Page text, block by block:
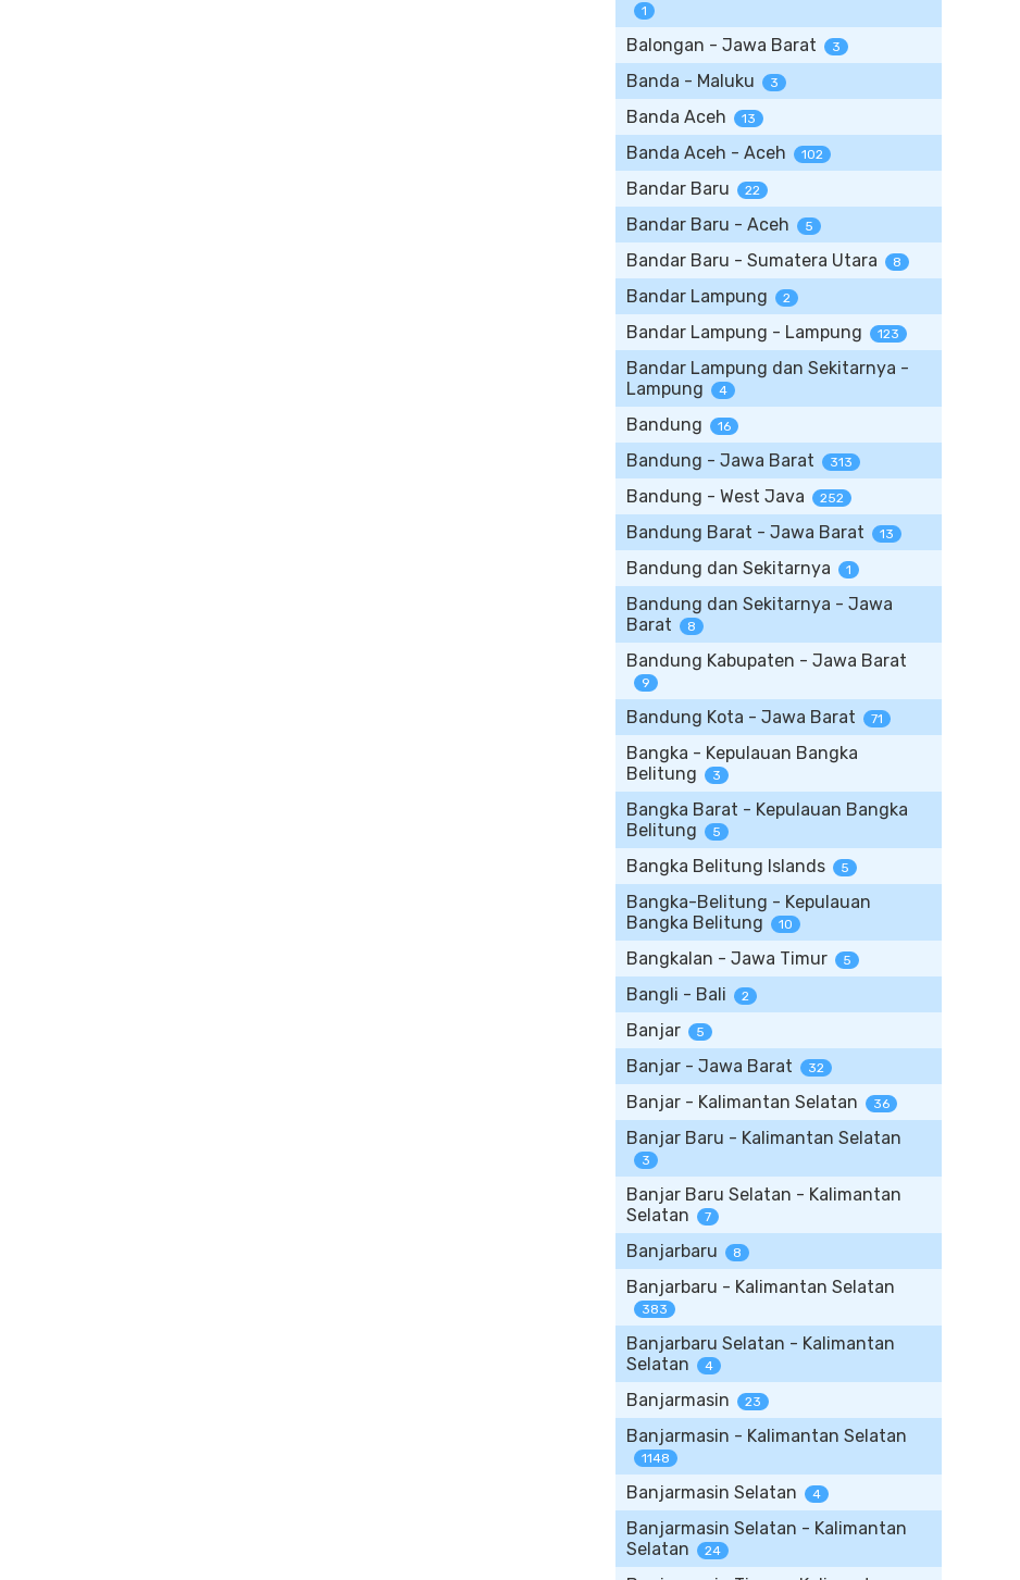
1
Balongan - Jawa Barat 3
Banda - Maluku 3
Banda Aceh 13
Banda Aceh - Aceh 102
Bandar Baru 22
Bandar Baru - Aceh 5
Bandar Baru - Sumatera Utara 8
Bandar Lampung 2
Bandar Lampung - Lampung 123
Bandar Lampung dan Sekitarnya -
Lampung
4
Bandung 16
Bandung - Jawa Barat 313
Bandung - West Java 252
Bandung Barat - Jawa Barat 13
Bandung dan Sekitarnya 1
Bandung dan Sekitarnya - Jawa
Barat
8
Bandung Kabupaten - Jawa Barat
9
Bandung Kota - Jawa Barat 71
Bangka - Kepulauan Bangka
Belitung
3
Bangka Barat - Kepulauan Bangka
Belitung
5
Bangka Belitung Islands 5
Bangka-Belitung - Kepulauan
Bangka Belitung
10
Bangkalan - Jawa Timur 5
Bangli - Bali 2
Banjar 5
Banjar - Jawa Barat 32
Banjar - Kalimantan Selatan 36
Banjar Baru - Kalimantan Selatan
3
Banjar Baru Selatan - Kalimantan
Selatan
7
Banjarbaru 8
Banjarbaru - Kalimantan Selatan
383
Banjarbaru Selatan - Kalimantan
Selatan
4
Banjarmasin 23
Banjarmasin - Kalimantan Selatan
1148
Banjarmasin Selatan 4
Banjarmasin Selatan - Kalimantan
Selatan
24